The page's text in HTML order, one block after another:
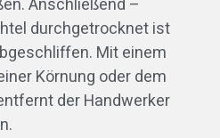
durchgetrocknet ist
Mit einem
Körnung oder dem
der Handwerker